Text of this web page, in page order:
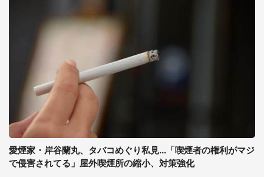
愛煙家・岸谷蘭丸、タバコめぐり私見...「喫煙者の権利がマジ
で侵害されてる」屋外喫煙所の縮小、対策強化